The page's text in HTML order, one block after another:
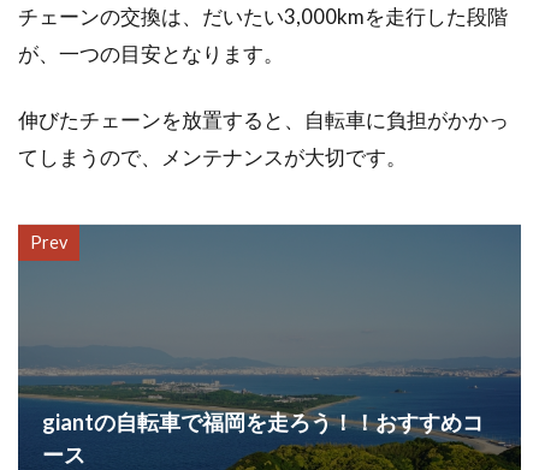
チェーンの交換は、だいたい3,000kmを走行した段階
が、一つの目安となります。
伸びたチェーンを放置すると、自転車に負担がかかっ
てしまうので、メンテナンスが大切です。
Prev
giantの自転車で福岡を走ろう！！おすすめコ
ース